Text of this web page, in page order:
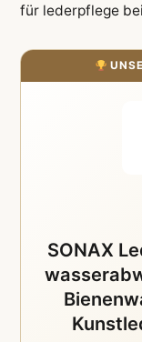
für lederpflege
SONAX